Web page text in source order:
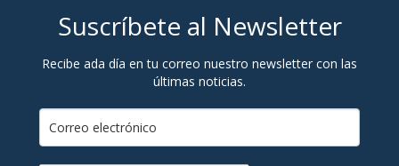
Suscríbete al Newsletter
Recibe ada día en tu correo nuestro newsletter con las
últimas noticias.